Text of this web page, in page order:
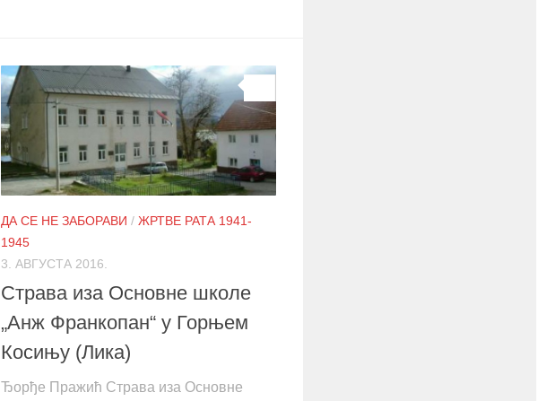
ДА СЕ НЕ ЗАБОРАВИ / ЖРТВЕ РАТА 1941-
1945
3. АВГУСТА 2016.
Страва иза Основне школе
„Анж Франкопан“ у Горњем
Косињу (Лика)
Ђорђе Пражић Страва иза Основне